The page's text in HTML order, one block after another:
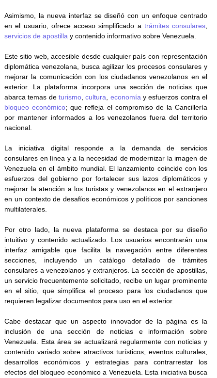
Asimismo, la nueva interfaz se diseñó con un enfoque centrado
en el usuario, ofrece acceso simplificado a trámites consulares
servicios de apostilla y contenido informativo sobre Venezuela.
Este sitio web, accesible desde cualquier país con representación
diplomática venezolana, busca agilizar los procesos consulares y
mejorar la comunicación con los ciudadanos venezolanos en el
exterior. La plataforma incorpora una sección de noticias que
abarca temas de turismo ,cultura economía y esfuerzos contra el
bloqueo económico; que refleja el compromiso de la Cancillería
por mantener informados a los venezolanos fuera del territorio
nacional.
La iniciativa digital responde a la demanda de servicios
consulares en línea y a la necesidad de modernizar la imagen de
Venezuela en el ámbito mundial. El lanzamiento coincide con los
esfuerzos del gobierno por fortalecer sus lazos diplomáticos y
mejorar la atención a los turistas y venezolanos en el extranjero
en un contexto de desafíos económicos y políticos por sanciones
multilaterales.
Por otro lado, la nueva plataforma se destaca por su diseño
intuitivo y contenido actualizado. Los usuarios encontrarán una
interfaz amigable que facilita la navegación entre diferentes
secciones, incluyendo un catálogo detallado de trámites
consulares a venezolanos y extranjeros. La sección de apostillas,
un servicio frecuentemente solicitado, recibe un lugar prominente
en el sitio, que simplifica el proceso para los ciudadanos que
requieren legalizar documentos para uso en el exterior.
Cabe destacar que un aspecto innovador de la página es la
inclusión de una sección de noticias e información sobre
Venezuela. Esta área se actualizará regularmente con noticias y
contenido variado sobre atractivos turísticos, eventos culturales,
desarrollos económicos y estrategias para contrarrestar los
efectos del bloqueo económico a Venezuela. Esta iniciativa busca